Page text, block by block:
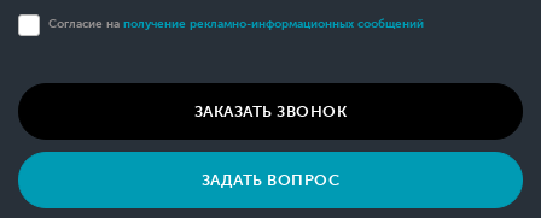
Согласие на получение рекламно-информационных сообщений
ЗАКАЗАТЬ ЗВОНОК
ЗАДАТЬ ВОПРОС